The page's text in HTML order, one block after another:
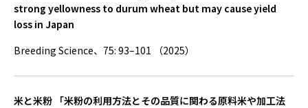
strong yellowness to durum wheat but may cause yield
loss in Japan
Breeding Science、75: 93–101 （2025）
米と米粉 「米粉の利用方法とその品質に関わる原料米や加工法